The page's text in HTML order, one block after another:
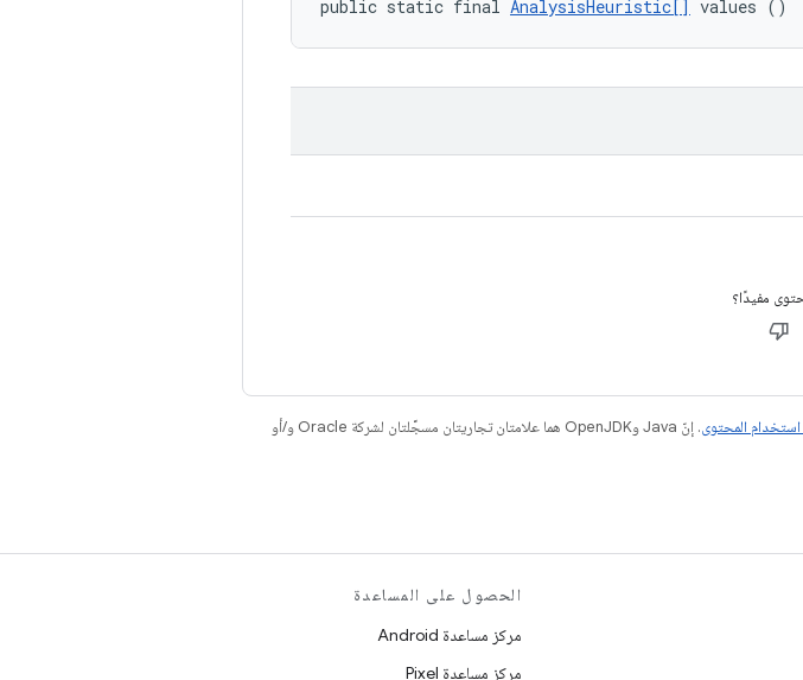
public static final AnalysisHeuristic[] values ()
مفيدًا؟
المحتوى
. إنّ Java وOpenJDK هما علامتان تجاريتان مسجَّلتان لشركة Oracle و/أو
الحصول على المساعدة
مركز مساعدة Android
مركز مساعدة Pixel